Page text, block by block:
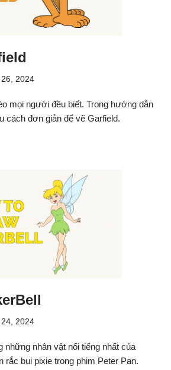
2024
mọi người đều biết. Trong hướng dẫn
cách đơn giản để vẽ Garfield.
2024
những nhân vật nổi tiếng nhất của
rắc bụi pixie trong phim Peter Pan.